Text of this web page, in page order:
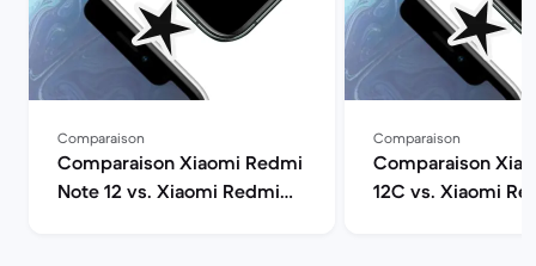
Comparaison
Comparaison Xiaomi Redmi
Note 12 vs. Xiaomi Redmi
Comparaison
Comparaison
12C vs. Xiaomi